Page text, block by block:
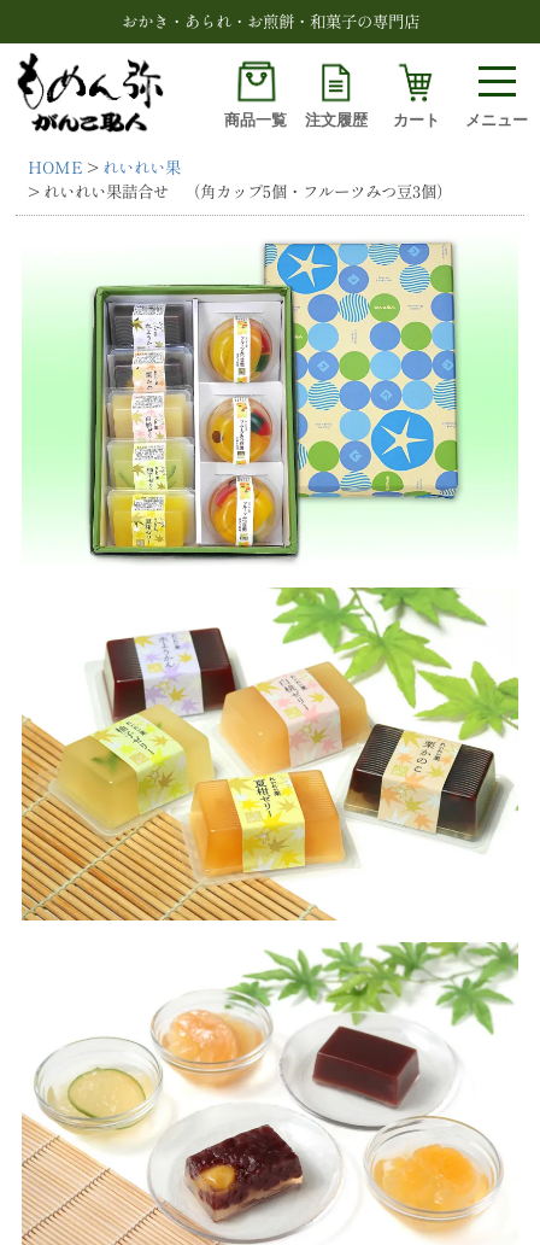
おかき・あられ・お煎餅・和菓子の専門店
商品一覧 注文履歴 カート メニュー
検索
HOME
れいれい果
れいれい果詰合せ （角カップ5個・フルーツみつ豆3個）